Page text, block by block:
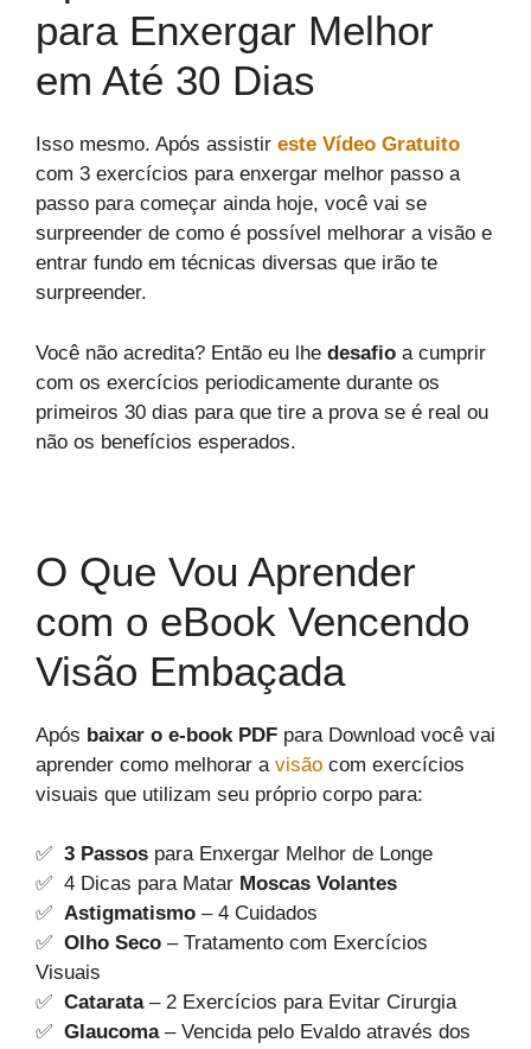
para Enxergar Melhor
em Até 30 Dias
Isso mesmo. Após assistir este Vídeo Gratuito
com 3 exercícios para enxergar melhor passo a
passo para começar ainda hoje, você vai se
surpreender de como é possível melhorar a visão e
entrar fundo em técnicas diversas que irão te
surpreender.
Você não acredita? Então eu lhe desafio a cumprir
com os exercícios periodicamente durante os
primeiros 30 dias para que tire a prova se é real ou
não os benefícios esperados.
O Que Vou Aprender
com o eBook Vencendo
Visão Embaçada
Após baixar o e-book PDF para Download você vai
aprender como melhorar a visão com exercícios
visuais que utilizam seu próprio corpo para:
✅ 3 Passos para Enxergar Melhor de Longe
✅ 4 Dicas para Matar Moscas Volantes
✅ Astigmatismo – 4 Cuidados
✅ Olho Seco – Tratamento com Exercícios
Visuais
✅ Catarata– 2 Exercícios para Evitar Cirurgia
✅ Glaucoma– Vencida pelo Evaldo através dos